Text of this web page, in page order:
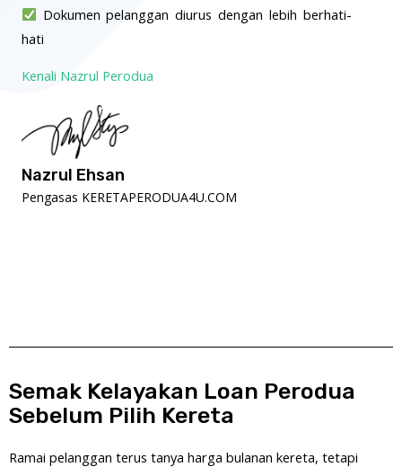
Dokumen pelanggan diurus dengan lebih berhati-
hati
Kenali Nazrul Perodua
Nazrul Ehsan
Pengasas KERETAPERODUA4U.COM
Semak Kelayakan Loan Perodua
Sebelum Pilih Kereta
Ramai pelanggan terus tanya harga bulanan kereta, tetapi